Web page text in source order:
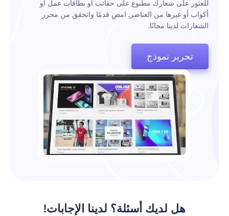
للعثور على شعارك مطبوع على حقائب أو بطاقات عمل أو
أكواب أو غيرها من العناصر. امضِ قدمًا واتحقق من محرر
الشعارات لدينا مجانًا.
تحرير نموذج
هل لديك أسئلة؟ لدينا الإجابات!